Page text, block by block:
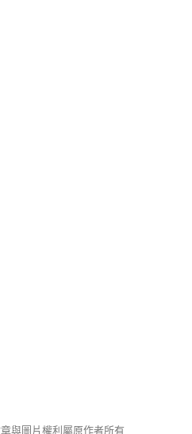
與圖片權利屬原作者所有